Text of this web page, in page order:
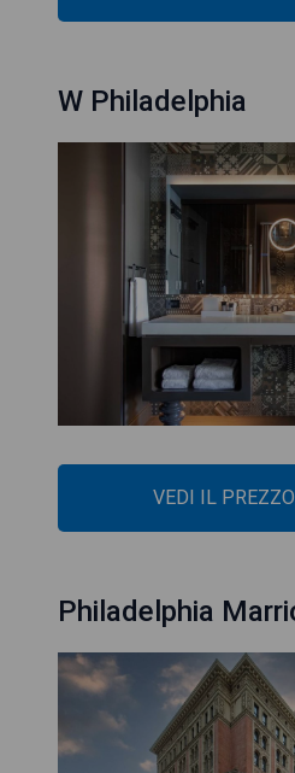
W Philadelphia
VEDI IL
Philadelphia